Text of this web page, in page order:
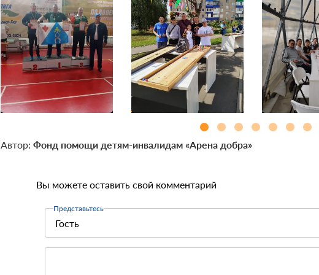
Автор: Фонд помощи детям-инвалидам «Арена добра»
Вы можете оставить свой комментарий
Представьтесь